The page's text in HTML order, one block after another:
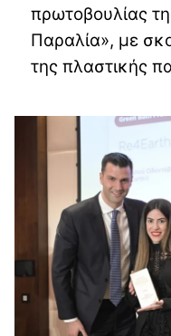
πρωτοβουλίας
Παραλία», με
της πλαστικής